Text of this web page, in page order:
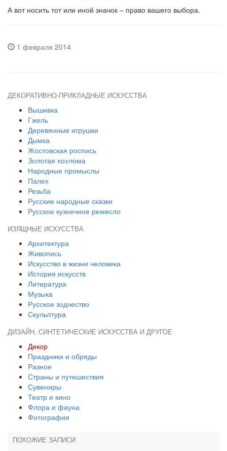
А вот носить тот или иной значок – право вашего выбора.
1 февраля 2014
ДЕКОРАТИВНО-ПРИКЛАДНЫЕ ИСКУССТВА
Вышивка
Гжель
Деревянные игрушки
Дымка
Жостовская роспись
Золотая хохлома
Народные промыслы
Палех
Резьба
Русские народные сказки
Русское кузнечное ремесло
ИЗЯЩНЫЕ ИСКУССТВА
Архитектура
Живопись
Искусство в жизни человека
История искусств
Литература
Музыка
Русское зодчество
Скульптура
ДИЗАЙН, СИНТЕТИЧЕСКИЕ ИСКУССТВА И ДРУГОЕ
Декор
Праздники и обряды
Разное
Страны и путешествия
Сувениры
Театр и кино
Флора и фауна
Фотография
ПОХОЖИЕ ЗАПИСИ